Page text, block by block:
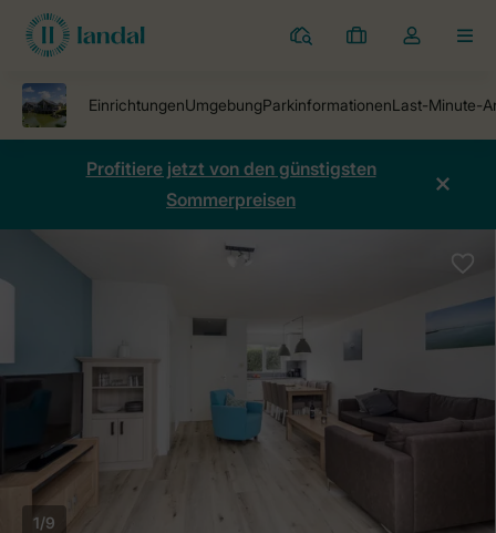
Ferienparks
Meine
Dropdown-
öffnen
Profitiere jetzt von den günstigsten
Sommerpreisen
1/9